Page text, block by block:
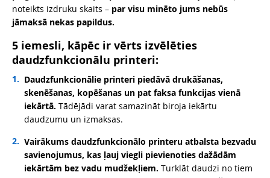
noteikts izdruku skaits – par visu minēto jums nebūs
jāmaksā nekas papildus.
5 iemesli, kāpēc ir vērts izvēlēties
daudzfunkcionālu printeri:
Daudzfunkcionālie printeri piedāvā drukāšanas,
skenēšanas, kopēšanas un pat faksa funkcijas vienā
iekārtā. Tādējādi varat samazināt biroja iekārtu
daudzumu un izmaksas.
Vairākums daudzfunkcionālo printeru atbalsta bezvadu
savienojumus, kas ļauj viegli pievienoties dažādām
iekārtām bez vadu mudžekļiem. Turklāt daudzi no tiem